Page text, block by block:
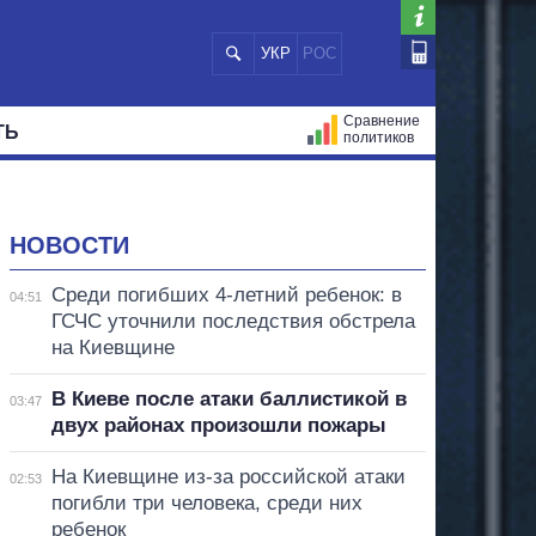
УКР РОС
Сравнение
политиков
НОВОСТИ
04:51
Среди погибших 4-летний ребенок: в
ГСЧС уточнили последствия обстрела
на Киевщине
03:47
В Киеве после атаки баллистикой в
двух районах произошли пожары
02:53
На Киевщине из-за российской атаки
погибли три человека, среди них
ребенок